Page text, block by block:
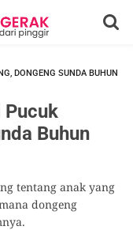
DONGENG SUNDA BUHUN
Pucuk
Buhun
tentang anak yang
dongeng